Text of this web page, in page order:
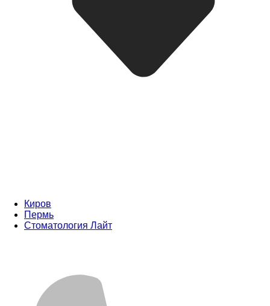
Киров
Пермь
Стоматология Лайт